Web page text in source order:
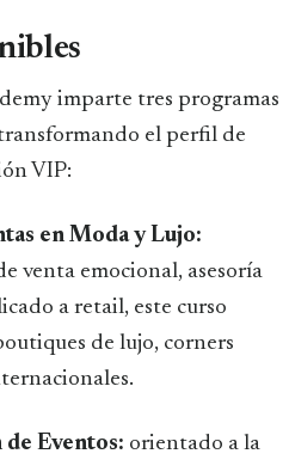
imparte tres programas
el perfil de
VIP:
en Moda y Lujo:
venta emocional, asesoría
a retail, este curso
de lujo, corners
Eventos: orientado a la